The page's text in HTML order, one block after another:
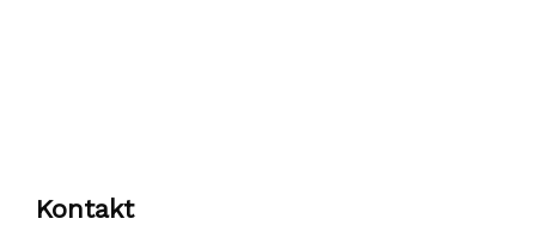
Kontakt